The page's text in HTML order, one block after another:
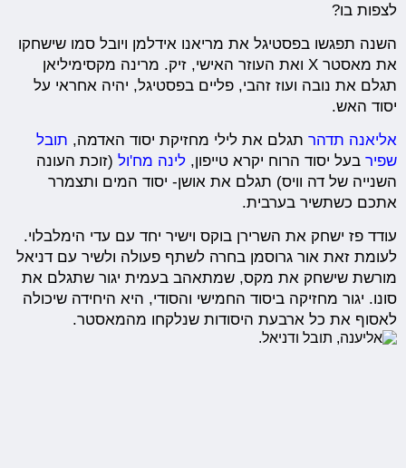
לצפות בו?
השנה תפגשו בפסטיגל את מריאנו אידלמן ויובל סמו שישחקו
את מאסטר X ואת העוזר האישי, זיק. מרינה מקסימיליאן
תגלם את נובה ועוז זהבי, פליים בפסטיגל, יהיה אחראי על
יסוד האש.
אליאנה תדהר תגלם את לילי מחזיקת יסוד האדמה, תובל
שפיר בעל יסוד הרוח יקרא טייפון,לינה מח'ול (זוכת העונה
השנייה של דה וויס) תגלם את אושן- יסוד המים ותצמרר
אתכם כשתשיר בערבית.
עודד פז ישחק את השרירן בוקס וישיר יחד עם עדי הימלבלוי.
לעומת זאת אור גרוסמן בחרה לשתף פעולה ולשיר עם דניאל
מורשת שישחק את מקס, שמתאהב בעמית יגור שתגלם את
סונו. יגור מחזיקה ביסוד החמישי והסודי, היא היחידה שיכולה
לאסוף את כל ארבעת היסודות שנלקחו מהמאסטר.